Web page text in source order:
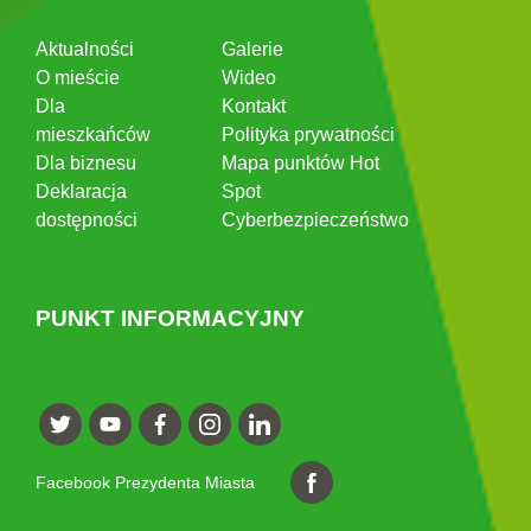
Aktualności
O mieście
Dla
mieszkańców
Dla biznesu
Deklaracja
dostępności
Galerie
Wideo
Kontakt
Polityka prywatności
Mapa punktów Hot
Spot
Cyberbezpieczeństwo
PUNKT INFORMACYJNY
Facebook Prezydenta Miasta